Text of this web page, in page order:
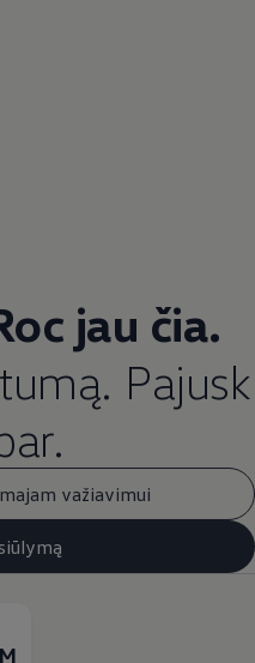
jau čia.
Pajusk
važiavimui